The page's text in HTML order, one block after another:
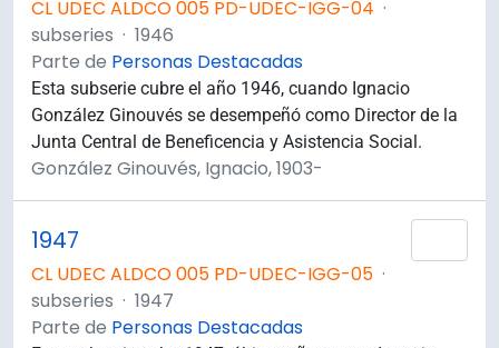
CL UDEC ALDCO 005 PD-UDEC-IGG-04 ·
subseries · 1946
Parte de Personas Destacadas
Esta subserie cubre el año 1946, cuando Ignacio
González Ginouvés se desempeñó como Director de la
Junta Central de Beneficencia y Asistencia Social.
González Ginouvés, Ignacio, 1903-
1947
CL UDEC ALDCO 005 PD-UDEC-IGG-05 ·
subseries · 1947
Parte de Personas Destacadas